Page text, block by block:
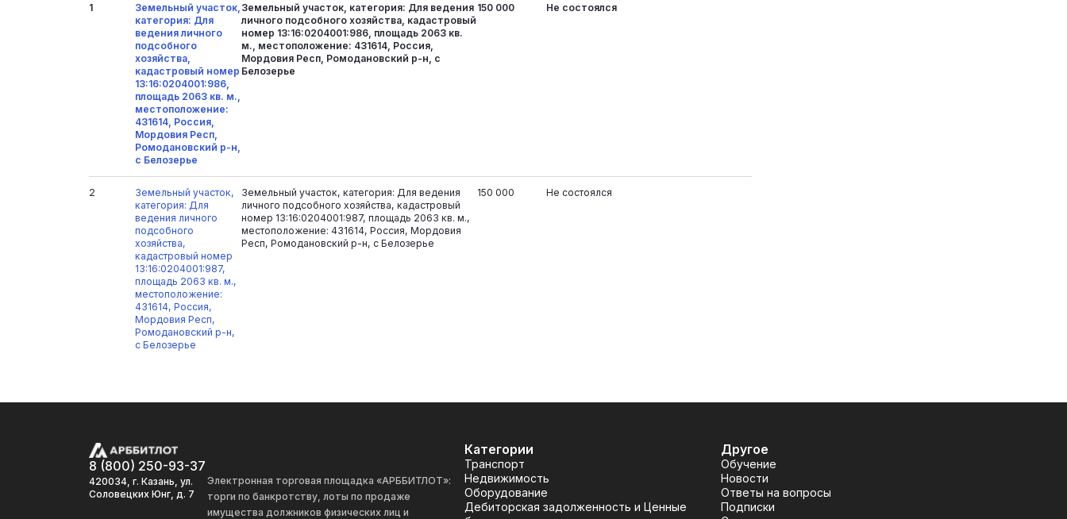
1
Земельный участок,
категория: Для
ведения личного
подсобного
хозяйства,
кадастровый номер
13:16:0204001:986,
площадь 2063 кв. м.,
местоположение:
431614, Россия,
Мордовия Респ,
Ромодановский р-н,
с Белозерье
Земельный участок, категория: Для ведения
личного подсобного хозяйства, кадастровый
номер 13:16:0204001:986, площадь 2063 кв.
м., местоположение: 431614, Россия,
Мордовия Респ, Ромодановский р-н, с
Белозерье
150 000 Не состоялся
2
Земельный участок,
категория: Для
ведения личного
подсобного
хозяйства,
кадастровый номер
13:16:0204001:987,
площадь 2063 кв. м.,
местоположение:
431614, Россия,
Мордовия Респ,
Ромодановский р-н,
с Белозерье
Земельный участок, категория: Для ведения
личного подсобного хозяйства, кадастровый
номер 13:16:0204001:987, площадь 2063 кв. м.,
местоположение: 431614, Россия, Мордовия
Респ, Ромодановский р-н, с Белозерье
150 000 Не состоялся
8 (800) 250-93-37
420034, г. Казань, ул.
Соловецких Юнг, д. 7
Электронная торговая площадка «АРББИТЛОТ»:
торги по банкротству, лоты по продаже
имущества должников физических лиц и
Категории
Транспорт
Недвижимость
Оборудование
Дебиторская задолженность и Ценные
Другое
Обучение
Новости
Ответы на вопросы
Подписки